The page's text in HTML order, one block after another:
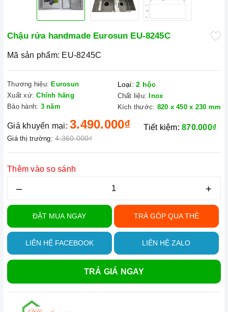
Chậu rửa handmade Eurosun EU-8245C
Mã sản phẩm: EU-8245C
Thương hiệu: Eurosun
Xuất xứ: Chính hãng
Bảo hành: 3 năm
Loại: 2 hộc
Chất liệu:
Inox
Kích thước: 820 x 450 x 230 mm
Giá khuyến mại: 3.490.000₫
Giá thị trường: 4.360.000₫
Tiết kiệm:870.000₫
Thêm vào so sánh
– +
ĐẶT MUA NGAY TRẢ GÓP QUA THẺ
LIÊN HỆ FACEBOOK LIÊN HỆ ZALO
TRẢ GIÁ NGAY